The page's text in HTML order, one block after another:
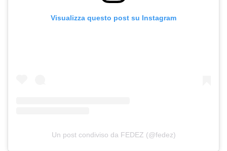
Visualizza questo post su Instagram
Un post condiviso da FEDEZ (@fedez)